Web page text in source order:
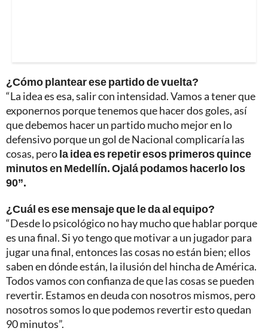
¿Cómo plantear ese partido de vuelta?
“La idea es esa, salir con intensidad. Vamos a tener que
exponernos porque tenemos que hacer dos goles, así
que debemos hacer un partido mucho mejor en lo
defensivo porque un gol de Nacional complicaría las
cosas, perola idea es repetir esos primeros quince
minutos en Medellín. Ojalá podamos hacerlo los
90”.
¿Cuál es ese mensaje que le da al equipo?
“Desde lo psicológico no hay mucho que hablar porque
es una final. Si yo tengo que motivar a un jugador para
jugar una final, entonces las cosas no están bien; ellos
saben en dónde están, la ilusión del hincha de América.
Todos vamos con confianza de que las cosas se pueden
revertir. Estamos en deuda con nosotros mismos, pero
nosotros somos lo que podemos revertir esto quedan
90 minutos”.